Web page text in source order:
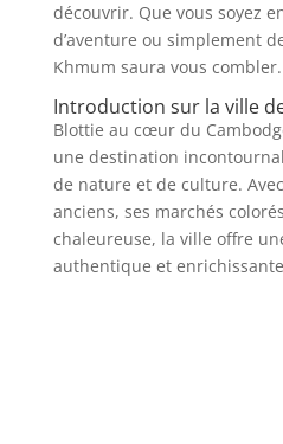
découvrir. Que vous soyez
d’aventure ou simplement
Khmum saura vous combler.
Introduction sur la ville
Blottie au cœur du
une destination
de nature et de culture.
anciens, ses marchés
chaleureuse, la ville offre
authentique et